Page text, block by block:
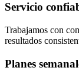
Servicio
Trabajamos con
resultados
Planes